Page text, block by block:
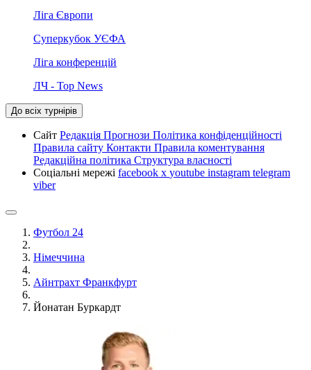
Ліга Європи
Суперкубок УЄФА
Ліга конференцій
ЛЧ - Top News
До всіх турнірів
Сайт Редакція Прогнози Політика конфіденційності
Правила сайту Контакти Правила коментування
Редакційна політика Структура власності
Соціальні мережі facebook x youtube instagram telegram
viber
Футбол 24
Німеччина
Айнтрахт Франкфурт
Йонатан Буркардт